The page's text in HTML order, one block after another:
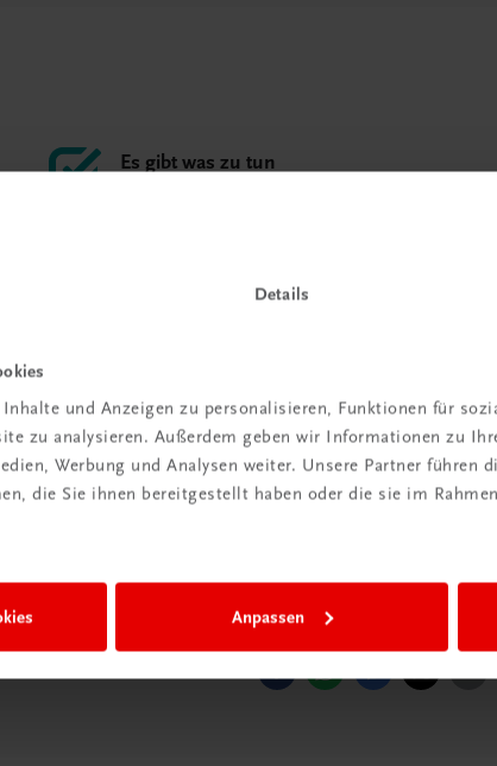
Details
und Anzeigen zu personalisieren, Funktionen für
zu analysieren. Außerdem geben wir Informationen zu
Werbung und Analysen weiter. Unsere Partner führen
die Sie ihnen bereitgestellt haben oder die sie im
Anpassen
Es gibt was zu tun